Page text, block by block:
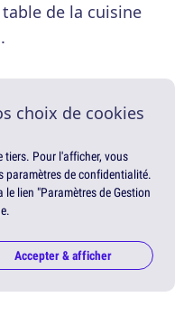
de la cuisine
choix de cookies
tiers. Pour l'afficher, vous
paramètres de confidentialité.
lien "Paramètres de Gestion
Accepter & afficher